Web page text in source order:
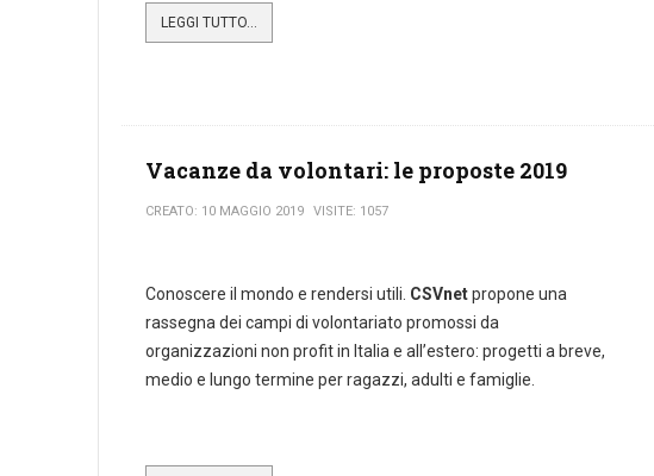
LEGGI TUTTO...
Vacanze da volontari: le proposte 2019
CREATO: 10 MAGGIO 2019 VISITE: 1057
Conoscere il mondo e rendersi utili. CSVnetpropone una
rassegna dei campi di volontariato promossi da
organizzazioni non profit in Italia e all’estero: progetti a breve,
medio e lungo termine per ragazzi, adulti e famiglie.